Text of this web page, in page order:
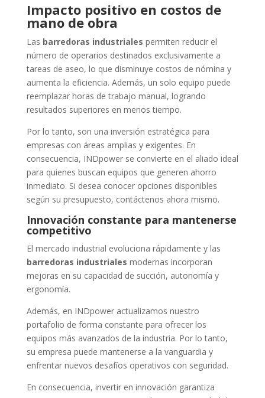
Impacto positivo en costos de
mano de obra
Las barredoras industriales permiten reducir el
número de operarios destinados exclusivamente a
tareas de aseo, lo que disminuye costos de nómina y
aumenta la eficiencia. Además, un solo equipo puede
reemplazar horas de trabajo manual, logrando
resultados superiores en menos tiempo.
Por lo tanto, son una inversión estratégica para
empresas con áreas amplias y exigentes. En
consecuencia, INDpower se convierte en el aliado ideal
para quienes buscan equipos que generen ahorro
inmediato. Si desea conocer opciones disponibles
según su presupuesto, contáctenos ahora mismo.
Innovación constante para mantenerse
competitivo
El mercado industrial evoluciona rápidamente y las
barredoras industriales modernas incorporan
mejoras en su capacidad de succión, autonomía y
ergonomía.
Además, en INDpower actualizamos nuestro
portafolio de forma constante para ofrecer los
equipos más avanzados de la industria. Por lo tanto,
su empresa puede mantenerse a la vanguardia y
enfrentar nuevos desafíos operativos con seguridad.
En consecuencia, invertir en innovación garantiza